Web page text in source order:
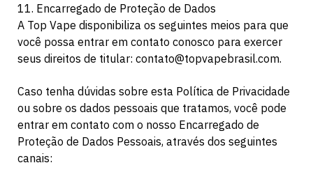
11. Encarregado de Proteção de Dados
A Top Vape disponibiliza os seguintes meios para que
você possa entrar em contato conosco para exercer
seus direitos de titular: contato@topvapebrasil.com.
Caso tenha dúvidas sobre esta Política de Privacidade
ou sobre os dados pessoais que tratamos, você pode
entrar em contato com o nosso Encarregado de
Proteção de Dados Pessoais, através dos seguintes
canais: